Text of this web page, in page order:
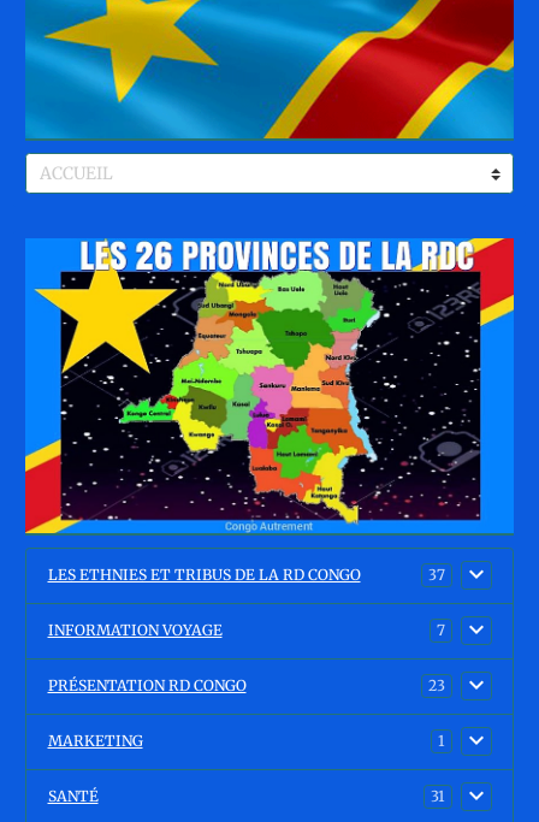
LES ETHNIES ET TRIBUS DE LA RD CONGO 37
INFORMATION VOYAGE 7
PRÉSENTATION RD CONGO 23
MARKETING 1
SANTÉ 31